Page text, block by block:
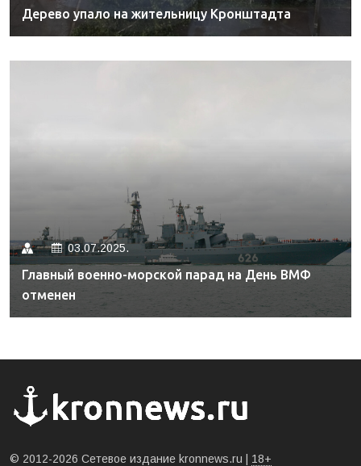
Дерево упало на жительницу Кронштадта
03.07.2025.
Главный военно-морской парад на День ВМФ
отменен
© 2012-2026 Сетевое издание kronnews.ru | 18+